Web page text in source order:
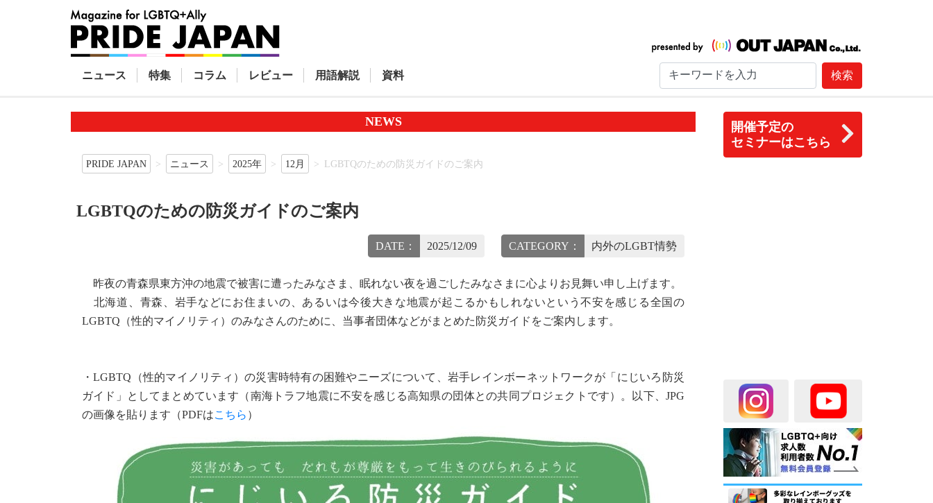
ニュース 特集 コラム レビュー 用語解説 資料 検索
開催予定の
セミナーはこちら
NEWS
PRIDE JAPAN ニュース 2025年 12月 LGBTQのための防災ガイドのご案内
LGBTQのための防災ガイドのご案内
DATE： 2025/12/09 CATEGORY： 内外のLGBT情勢
昨夜の青森県東方沖の地震で被害に遭ったみなさま、眠れない夜を過ごしたみなさまに心よりお見舞い申し上げます。
北海道、青森、岩手などにお住まいの、あるいは今後大きな地震が起こるかもしれないという不安を感じる全国の
LGBTQ（性的マイノリティ）のみなさんのために、当事者団体などがまとめた防災ガイドをご案内します。
・LGBTQ（性的マイノリティ）の災害時特有の困難やニーズについて、岩手レインボーネットワークが「にじいろ防災
ガイド」としてまとめています（南海トラフ地震に不安を感じる高知県の団体との共同プロジェクトです）。以下、JPG
の画像を貼ります（PDFはこちら ）